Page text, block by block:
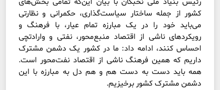
کشور از جمله ساختار سیاست‌گذاری، حکمرانی و نظارتی
می‌باید خود را در یک مبارزه تمام عیار، با فرهنگ و
رویکردهای ناشی از اقتصاد منبع‌محور، نفتی و وارادتچی
احساس کنند، ادامه داد: ما در کشور یک دشمن مشترک
داریم که همین فرهنگ ناشی از اقتصاد نفت‌محور است.
همه باید دست به دست هم و هم دل به مبارزه با این
دشمن مشترک کشور برخیزیم.